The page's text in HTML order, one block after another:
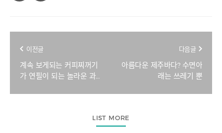
이전글
계속 보게되는 커피찌꺼기
가 연필이 되는 놀라운 과
다음글
아름다운 제주바다? 수면아
래는 쓰레기 뿐
LIST MORE